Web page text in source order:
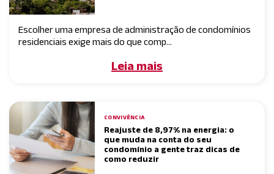
Escolher uma empresa de administração de condomínios
residenciais exige mais do que comp...
Leia mais
CONVIVÊNCIA
Reajuste de 8,97% na energia: o
que muda na conta do seu
condomínio a gente traz dicas de
como reduzir